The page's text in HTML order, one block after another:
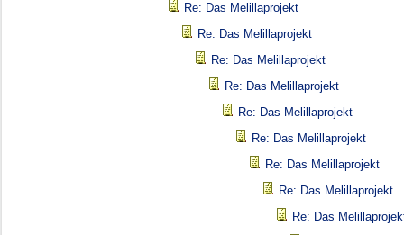
Re: Das Melillaprojekt
Re: Das Melillaprojekt
Re: Das Melillaprojekt
Re: Das Melillaprojekt
Re: Das Melillaprojekt
Re: Das Melillaprojekt
Re: Das Melillaprojekt
Re: Das Melillaprojekt
Re: Das